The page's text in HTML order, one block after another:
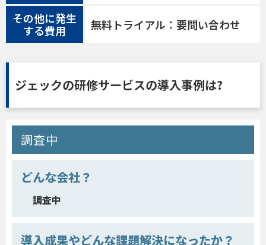
その他に発生
する費用
無料トライアル：要問い合わせ
ジェックの研修サービスの導入事例は?
調査中
どんな会社？
調査中
導入成果やどんな課題解決になったか？